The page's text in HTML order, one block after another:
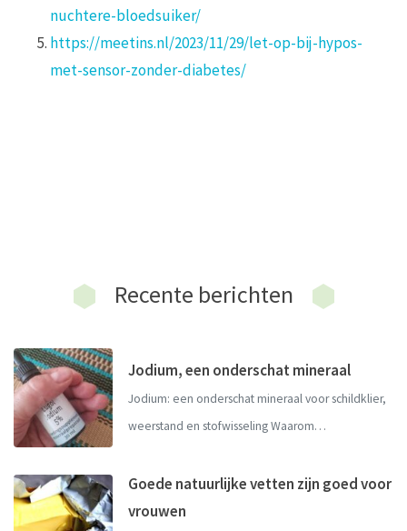
nuchtere-bloedsuiker/
https://meetins.nl/2023/11/29/let-op-bij-hypos-
met-sensor-zonder-diabetes/
Recente berichten
Jodium, een onderschat mineraal
Jodium: een onderschat mineraal voor schildklier,
weerstand en stofwisseling Waarom…
Goede natuurlijke vetten zijn goed voor
vrouwen